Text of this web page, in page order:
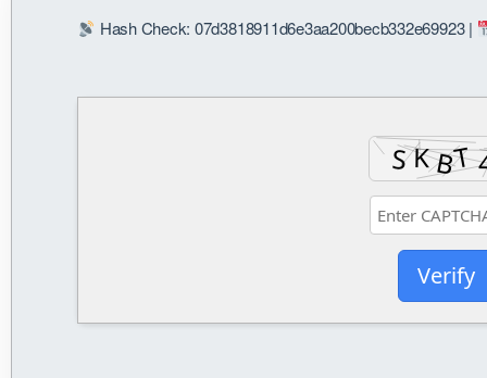
Hash Check: 07d3818911d6e3aa200becb332e69923 |
Verify